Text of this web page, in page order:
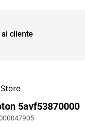
cliente
5avf53870000